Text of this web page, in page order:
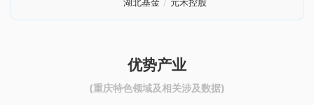
湖北基金
元禾控股
优势产业
(重庆特色领域及相关涉及数据)